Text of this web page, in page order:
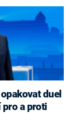
pro a proti